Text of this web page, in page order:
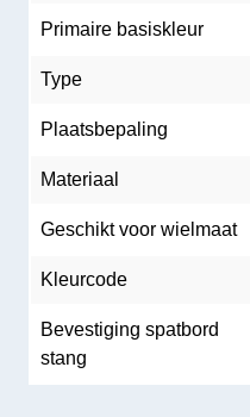
Primaire basiskleur
Type
Plaatsbepaling
Materiaal
Geschikt voor wielmaat
Kleurcode
Bevestiging spatbord
stang